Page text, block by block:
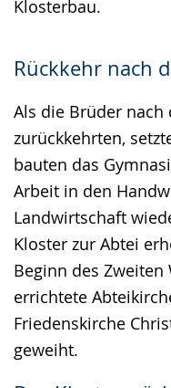
Klosterbau.
Rückkehr nach
Als die Brüder nach
zurückkehrten,
bauten das
Arbeit in den
Landwirtschaft
Kloster zur Abtei
Beginn des
errichtete
Friedenskirche
geweiht.